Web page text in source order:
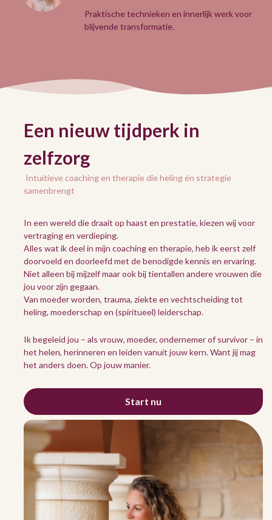
Praktische technieken en innerlijk werk voor
blijvende transformatie.
Een nieuw tijdperk in
zelfzorg
Intuïtieve coaching en therapie die heling én strategie
samenbrengt
In een wereld die draait op haast en prestatie, kiezen wij voor
vertraging en verdieping.
Alles wat ik deel in mijn coaching en therapie, heb ik eerst zelf
doorvoeld en doorleefd met de benodigde kennis en ervaring.
Niet alleen bij mijzelf maar ook bij tientallen andere vrouwen die
jou voor zijn gegaan.
Van moeder worden, trauma, ziekte en vechtscheiding tot
heling, moederschap en (spiritueel) leiderschap.
Ik begeleid jou – als vrouw, moeder, ondernemer of survivor – in
het helen, herinneren en leiden vanuit jouw kern. Want jij mag
het anders doen. Op jouw manier.
Start nu